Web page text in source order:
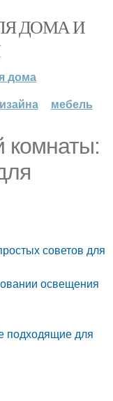
ДОМА И
дома
мебель
комнаты:
советов для
освещения
подходящие для